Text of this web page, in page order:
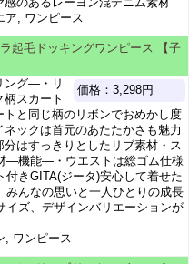
ア, ワンピース
起毛ドッキングワンピース 【子
価格：3,298円
ング―・リ
スカート
トと同じ柄のリボンでおめかし度
ネックは首元のあたたかさも魅力
はすっきりとしたリブ素材・ス
―機能―・ウエストは総ゴム仕様
きGITA(ジータ)安心して着せた
みんなの思いと一人ひとりの成長
イズ、デザインバリエーションが
, ワンピース